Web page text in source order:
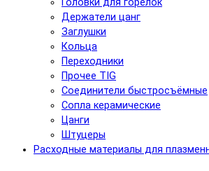
Головки для горелок
Держатели цанг
Заглушки
Кольца
Переходники
Прочее TIG
Соединители быстросъёмные
Сопла керамические
Цанги
Штуцеры
Расходные материалы для